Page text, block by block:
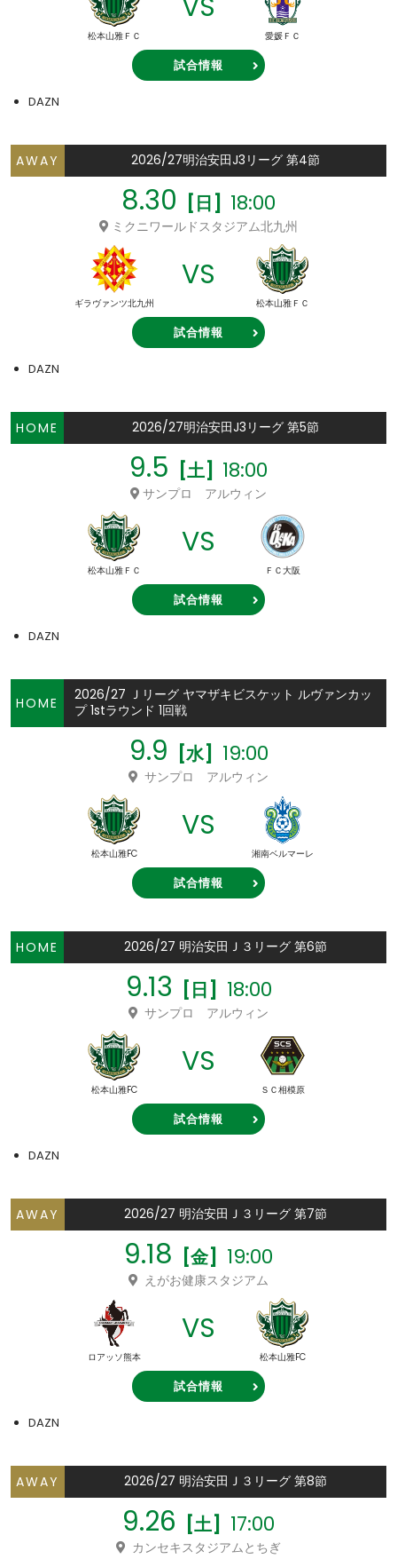
松本山雅ＦＣ 愛媛ＦＣ
試合情報
DAZN
AWAY 2026/27明治安田J3リーグ 第4節
8.30 [日] 18:00
ミクニワールドスタジアム北九州
ギラヴァンツ北九州
VS
松本山雅ＦＣ
試合情報
DAZN
HOME 2026/27明治安田J3リーグ 第5節
9.5 [土] 18:00
サンプロ アルウィン
松本山雅ＦＣ
VS
ＦＣ大阪
試合情報
DAZN
HOME
2026/27 Ｊリーグ ヤマザキビスケット ルヴァンカッ
プ 1stラウンド 1回戦
9.9 [水] 19:00
サンプロ アルウィン
松本山雅FC
VS
湘南ベルマーレ
試合情報
HOME 2026/27 明治安田Ｊ３リーグ 第6節
9.13 [日] 18:00
サンプロ アルウィン
松本山雅FC
VS
ＳＣ相模原
試合情報
DAZN
AWAY 2026/27 明治安田Ｊ３リーグ 第7節
9.18 [金] 19:00
えがお健康スタジアム
ロアッソ熊本
VS
松本山雅FC
試合情報
DAZN
AWAY 2026/27 明治安田Ｊ３リーグ 第8節
9.26 [土] 17:00
カンセキスタジアムとちぎ